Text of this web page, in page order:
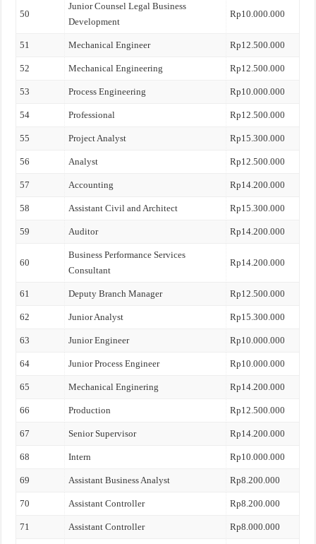
50
Junior Counsel Legal Business
Development
Rp10.000.000
51 Mechanical Engineer Rp12.500.000
52 Mechanical Engineering Rp12.500.000
53 Process Engineering Rp10.000.000
54 Professional Rp12.500.000
55 Project Analyst Rp15.300.000
56 Analyst Rp12.500.000
57 Accounting Rp14.200.000
58 Assistant Civil and Architect Rp15.300.000
59 Auditor Rp14.200.000
60
Business Performance Services
Consultant
Rp14.200.000
61 Deputy Branch Manager Rp12.500.000
62 Junior Analyst Rp15.300.000
63 Junior Engineer Rp10.000.000
64 Junior Process Engineer Rp10.000.000
65 Mechanical Enginering Rp14.200.000
66 Production Rp12.500.000
67 Senior Supervisor Rp14.200.000
68 Intern Rp10.000.000
69 Assistant Business Analyst Rp8.200.000
70 Assistant Controller Rp8.200.000
71 Assistant Controller Rp8.000.000